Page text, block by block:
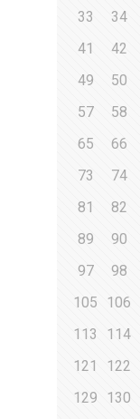
33
34
41
42
49
50
57
58
65
66
73
74
81
82
89
90
97
98
105
106
113
114
121
122
129
130